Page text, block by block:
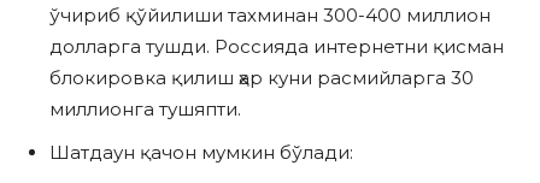
ўчириб қўйилиши тахминан 300-400 миллион
долларга тушди. Россияда интернетни қисман
блокировка қилиш ҳар куни расмийларга 30
миллионга тушяпти.
Шатдаун қачон мумкин бўлади: